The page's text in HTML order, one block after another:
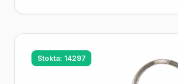
Stokta: 14297